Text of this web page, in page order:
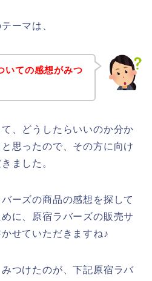
ーマは、
いての感想がみつ
、どうしたらいいのか分か
思ったので、その方に向け
ました。
ーズの商品の感想を探して
に、原宿ラバーズの販売サ
せていただきますね♪
つけたのが、下記原宿ラバ